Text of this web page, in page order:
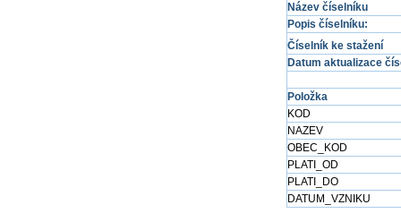
Název číselníku
Popis číselníku:
Číselník ke stažení
Datum aktualizace
Položka
KOD
NAZEV
OBEC_KOD
PLATI_OD
PLATI_DO
DATUM_VZNIKU